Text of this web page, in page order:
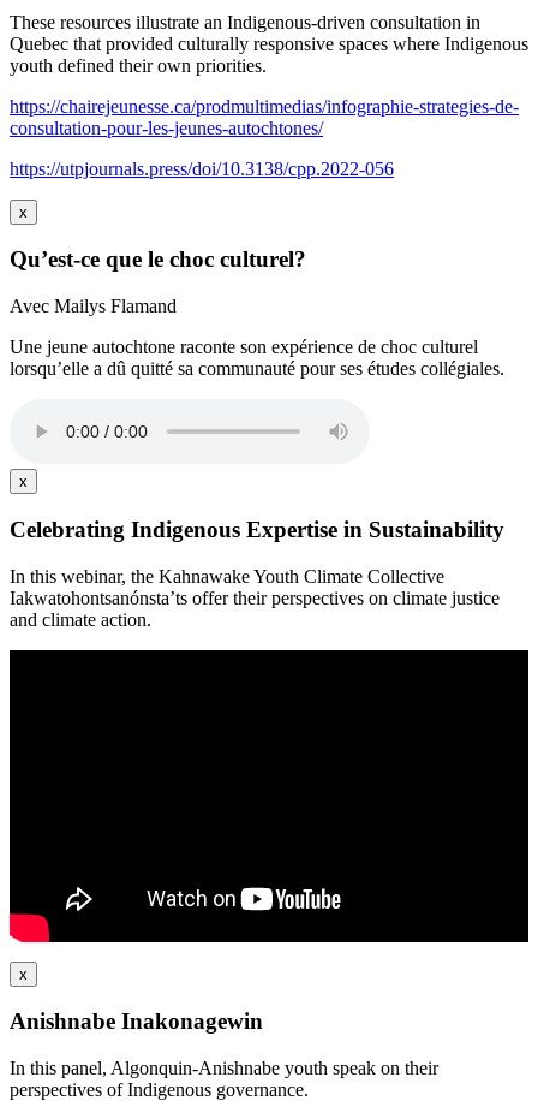
These resources illustrate an Indigenous-driven consultation in
Quebec that provided culturally responsive spaces where Indigenous
youth defined their own priorities.
https://chairejeunesse.ca/prodmultimedias/infographie-strategies-de-
consultation-pour-les-jeunes-autochtones/
https://utpjournals.press/doi/10.3138/cpp.2022-056
x
Qu’est-ce que le choc culturel?
Avec Mailys Flamand
Une jeune autochtone raconte son expérience de choc culturel
lorsqu’elle a dû quitté sa communauté pour ses études collégiales.
x
Celebrating Indigenous Expertise in Sustainability
In this webinar, the Kahnawake Youth Climate Collective
Iakwatohontsanónsta’ts offer their perspectives on climate justice
and climate action.
x
Anishnabe Inakonagewin
In this panel, Algonquin-Anishnabe youth speak on their
perspectives of Indigenous governance.